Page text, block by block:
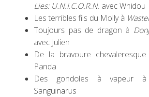
Lies: U.N.I.C.O.R.N. avec Whidou
Les terribles fils du Molly à
Toujours pas de dragon à
avec Julien
De la bravoure
Panda
Des gondoles à vapeur
Sanguinarus